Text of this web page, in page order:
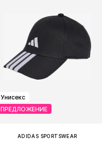
Унисекс
ПРЕДЛОЖЕНИЕ
ADIDAS SPORTSWEAR